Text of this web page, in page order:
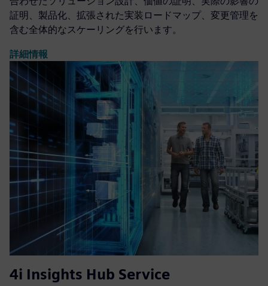
Sprint-based development of
custom software solution
Siemens Advanta タは、クライアントのビジネスニーズに
応えるソフトウェアソリューションをアジャイル方式で作
成します。Siemens Advanta タは、クライアントのチーム
と協力して、問題の発見と目標設定、目標の詳細化と調整
を行います。また、プロトタイピング、ビジネスニーズに
合わせたソリューション設計、価値の証明、実際の影響の
証明、製品化、拡張された実装ロードマップ、変更管理を
含む全体的なスケーリングを行います。